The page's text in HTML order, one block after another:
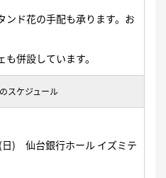
ド花の手配も承ります。お
併設しています。
スケジュール
日) 仙台銀行ホール イズミテ